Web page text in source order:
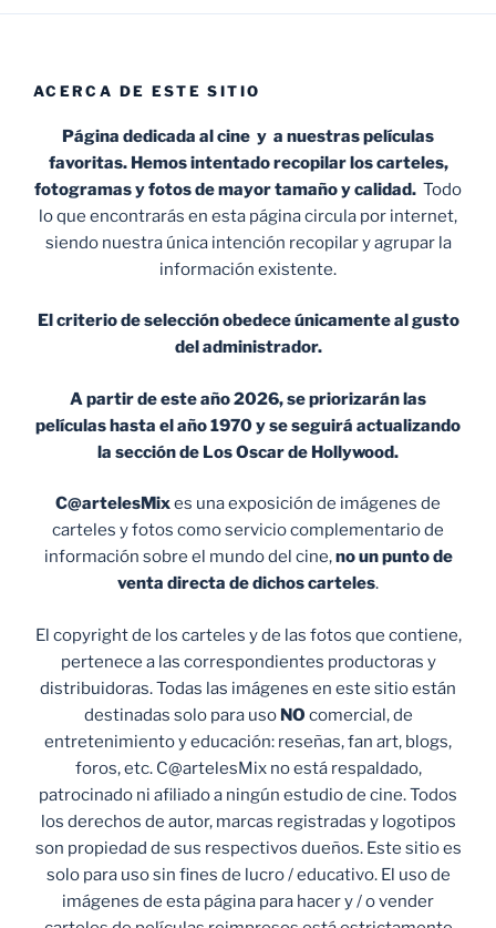
ACERCA DE ESTE SITIO
Página dedicada al cine y a nuestras películas
favoritas. Hemos intentado recopilar los carteles,
fotogramas y fotos de mayor tamaño y calidad. Todo
lo que encontrarás en esta página circula por internet,
siendo nuestra única intención recopilar y agrupar la
información existente.
El criterio de selección obedece únicamente al gusto
del administrador.
A partir de este año 2026, se priorizarán las
películas hasta el año 1970 y se seguirá actualizando
la sección de Los Oscar de Hollywood.
C@artelesMixes una exposición de imágenes de
carteles y fotos como servicio complementario de
información sobre el mundo del cine,no un punto de
venta directa de dichos carteles.
El copyright de los carteles y de las fotos que contiene,
pertenece a las correspondientes productoras y
distribuidoras. Todas las imágenes en este sitio están
destinadas solo para uso NO comercial, de
entretenimiento y educación: reseñas, fan art, blogs,
foros, etc. C@artelesMix no está respaldado,
patrocinado ni afiliado a ningún estudio de cine. Todos
los derechos de autor, marcas registradas y logotipos
son propiedad de sus respectivos dueños. Este sitio es
solo para uso sin fines de lucro / educativo. El uso de
imágenes de esta página para hacer y / o vender